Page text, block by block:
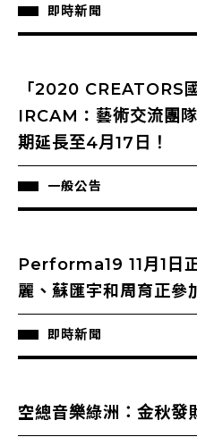
即時新聞
「2020 CREATORS
IRCAM：藝術交流團
期延長至4月17日！
一般公告
Performa19 11月1日
麗、蘇匯宇和周育正參
即時新聞
空總音樂綠洲：金秋